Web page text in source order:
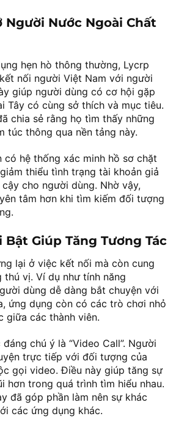
Người Nước Ngoài Chất
hẹn hò thông thường, Lycrp
nối người Việt Nam với người
giúp người dùng có cơ hội gặp
Tây có cùng sở thích và mục tiêu.
chia sẻ rằng họ tìm thấy những
túc thông qua nền tảng này.
có hệ thống xác minh hồ sơ chặt
thiểu tình trạng tài khoản giả
cho người dùng. Nhờ vậy,
tâm hơn khi tìm kiếm đối tượng
Bật Giúp Tăng Tương Tác
lại ở việc kết nối mà còn cung
thú vị. Ví dụ như tính năng
dùng dễ dàng bắt chuyện với
ứng dụng còn có các trò chơi nhỏ
giữa các thành viên.
chú ý là “Video Call”. Người
trực tiếp với đối tượng của
gọi video. Điều này giúp tăng sự
hơn trong quá trình tìm hiểu nhau.
đã góp phần làm nên sự khác
các ứng dụng khác.